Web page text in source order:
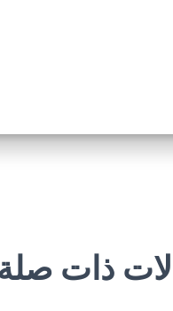
ذات